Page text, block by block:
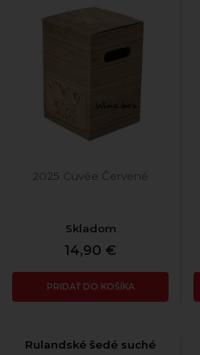
2025 Cuvée Červené
Skladom
14,90 €
PRIDAŤ DO KOŠÍKA
Rulandské šedé suché